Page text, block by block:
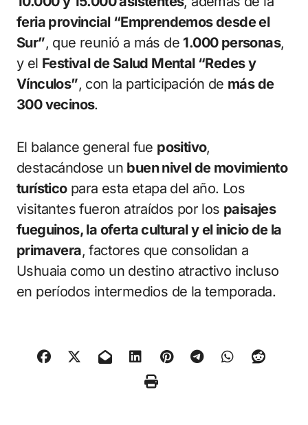
feria provincial “Emprendemos desde el
Sur”, que reunió a más de 1.000 personas,
y el Festival de Salud Mental “Redes y
Vínculos”, con la participación de más de
300 vecinos.
El balance general fue positivo,
destacándose un buen nivel de movimiento
turísticopara esta etapa del año. Los
visitantes fueron atraídos por los paisajes
fueguinos, la oferta cultural y el inicio de la
primavera, factores que consolidan a
Ushuaia como un destino atractivo incluso
en períodos intermedios de la temporada.